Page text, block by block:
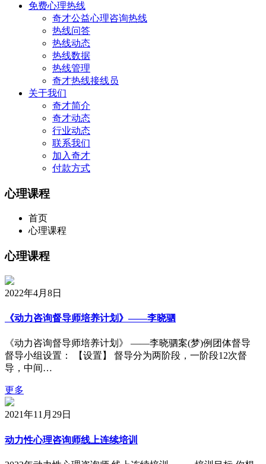
免费心理热线
奇才公益心理咨询热线
热线问答
热线动态
热线数据
热线管理
奇才热线接线员
关于我们
奇才简介
奇才动态
行业动态
联系我们
加入奇才
付款方式
心理课程
首页
心理课程
心理课程
2022年4月8日
《动力咨询督导师培养计划》——李晓驷
《动力咨询督导师培养计划》 ——李晓驷案(梦)例团体督导
督导小组设置： 【设置】 督导分为两阶段，一阶段12次督
导，中间…
更多
2021年11月29日
动力性心理咨询师线上连续培训